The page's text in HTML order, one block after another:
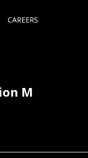
CAREERS
M